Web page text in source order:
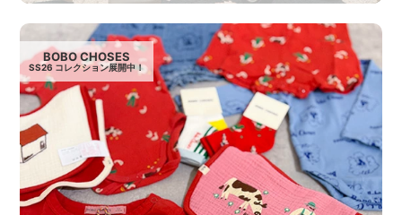
BOBO CHOSES
SS26 コレクション展開中！